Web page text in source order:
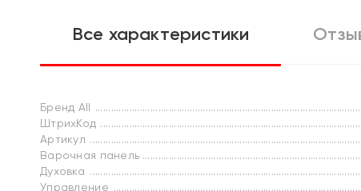
Все характеристики
Бренд All
ШтрихКод
Артикул
Варочная панель
Духовка
Управление